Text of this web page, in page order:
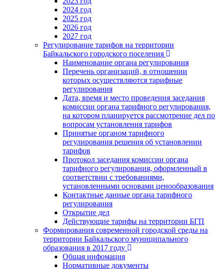
2024 год
2025 год
2026 год
2027 год
Регулирование тарифов на территории
Байкальского городского поселения
Наименование органа регулирования
Перечень организаций, в отношении
которых осуществляются тарифные
регулирования
Дата, время и место проведения заседания
комиссии органа тарифного регулирования,
на котором планируется рассмотрение дел по
вопросам установления тарифов
Принятые органом тарифного
регулирования решения об установлении
тарифов
Протокол заседания комиссии органа
тарифного регулирования, оформленный в
соответствии с требованиями,
установленными основами ценообразования
Контактные данные органа тарифного
регулирования
Открытие дел
Действующие тарифы на территории БГП
Формирования современной городской среды на
территории Байкальского муниципального
образования в 2017 году
Общая инфомация
Нормативные документы